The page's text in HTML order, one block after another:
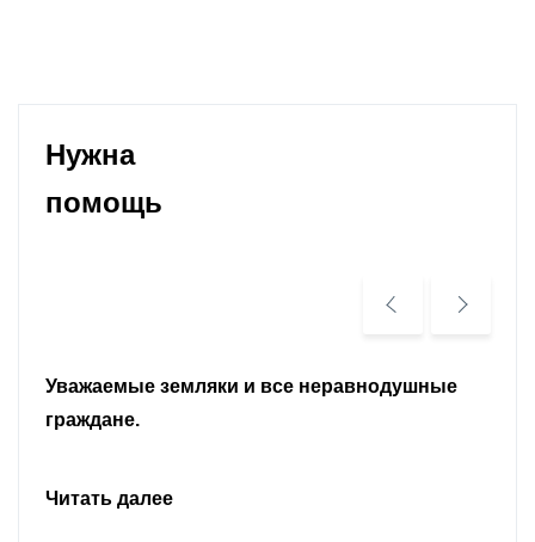
Нужна
помощь
Уважаемые земляки и все неравнодушные
граждане.
Читать далее